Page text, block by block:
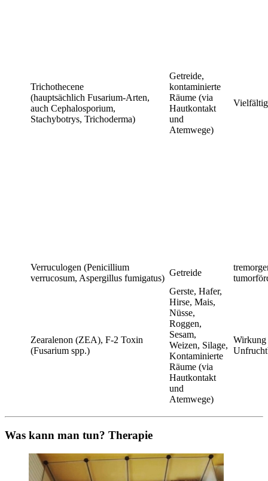
Trichothecene
(hauptsächlich Fusarium-Arten,
auch Cephalosporium,
Stachybotrys, Trichoderma)
Getreide,
kontaminierte
Räume (via
Hautkontakt
und
Atemwege)
Verruculogen (Penicillium
verrucosum, Aspergillus fumigatus)
Getreide
Zearalenon (ZEA), F-2 Toxin
(Fusarium spp.)
Gerste, Hafer,
Hirse, Mais,
Nüsse,
Roggen,
Sesam,
Weizen, Silage,
Kontaminierte
Räume (via
Hautkontakt
und
Atemwege)
Wirkung
Was kann man tun? Therapie